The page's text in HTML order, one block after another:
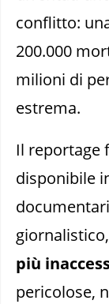
conflitto:
200.000
milioni di
estrema.
Il reportage
disponibile
più
pericolose,